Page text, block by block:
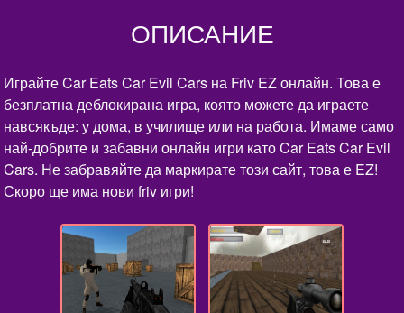
ОПИСАНИЕ
Играйте Car Eats Car Evil Cars на Friv EZ онлайн. Това е
безплатна деблокирана игра, която можете да играете
навсякъде: у дома, в училище или на работа. Имаме само
най-добрите и забавни онлайн игри като Car Eats Car Evil
Cars. Не забравяйте да маркирате този сайт, това е EZ!
Скоро ще има нови friv игри!